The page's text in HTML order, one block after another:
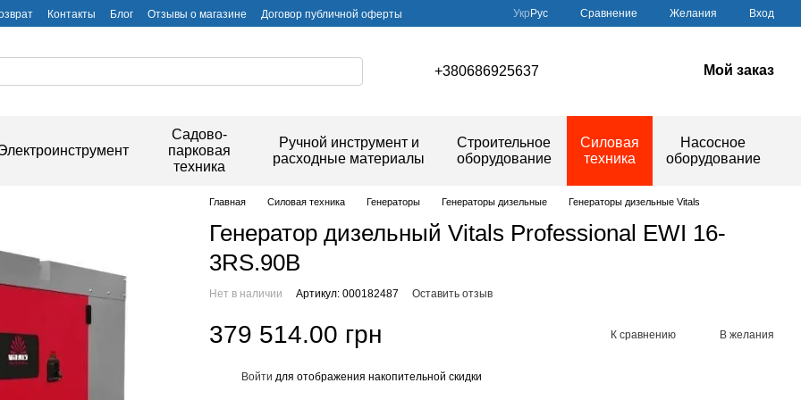
Контакты Блог Отзывы о магазине
Договор публичной оферты
Укр Рус Сравнение Желания Вход
+380686925637 Мой заказ
Садово-
парковая
техника
Ручной инструмент и
расходные материалы
Строительное
оборудование
Силовая
техника
Насосное
оборудование
Главная Силовая техника Генераторы Генераторы дизельные Генераторы дизельные Vitals
Генератор дизельный Vitals Professional EWI 16-
3RS.90B
Нет в наличии Артикул: 000182487 Оставить отзыв
379 514.00 грн К сравнению В желания
Войти для отображения накопительной скидки